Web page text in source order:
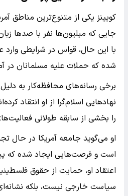
کویینز یکی از متنوع‌ترین مناطق
جایی که میلیون‌ها نفر با صدها
با این حال، قواس در شرایطی وارد
شده که حملات علیه مسلمانان در
برخی رسانه‌های محافظه‌کار به
نهادهایی اسلام‌گرا از او انتقاد
را بخشی از سابقه طولانی
او می‌گوید جامعه آمریکا در حال
است و فرصت‌هایی ایجاد شده که
اعتقاد او، حمایت از حقوق
سیاست خارجی نیست، بلکه نشانه‌ای